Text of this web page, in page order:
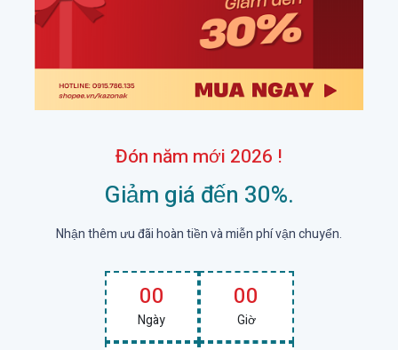
Đón năm mới 2026 !
Giảm giá đến 30%.
Nhận thêm ưu đãi hoàn tiền và miễn phí vận chuyển.
00
Ngày
00
Giờ